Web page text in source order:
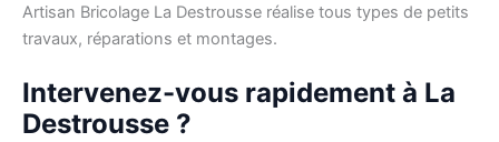
Artisan Bricolage La Destrousse réalise tous types de petits
travaux, réparations et montages.
Intervenez-vous rapidement à La
Destrousse ?